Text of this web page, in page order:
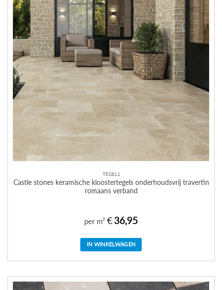
TEGELS
Castle stones keramische kloostertegels onderhoudsvrij travertin
romaans verband
per m² €36,95
IN WINKELWAGEN